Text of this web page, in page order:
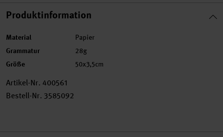
Produktinformation
Material Papier
Grammatur 28g
Größe 50x3,5cm
Artikel-Nr. 400561
Bestell-Nr. 3585092